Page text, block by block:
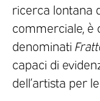
ricerca lontana
commerciale, è
denominati
capaci di
dell’artista per